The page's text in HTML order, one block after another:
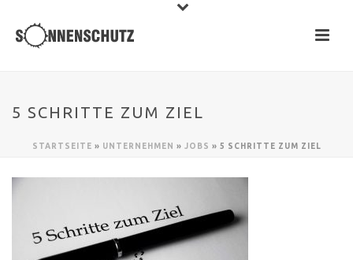
5 SCHRITTE ZUM ZIEL
STARTSEITE » UNTERNEHMEN » JOBS » 5 SCHRITTE ZUM ZIEL